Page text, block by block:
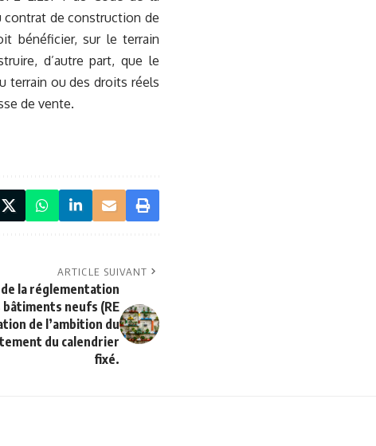
contrat de construction de
bénéficier, sur le terrain
d’autre part, que le
terrain ou des droits réels
de vente.
ARTICLE SUIVANT
la réglementation
neufs (RE
de l’ambition du
du calendrier
fixé.